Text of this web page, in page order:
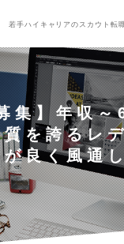
若手ハイキャリアのスカウト転
集】年収
を誇るレ
良く風通